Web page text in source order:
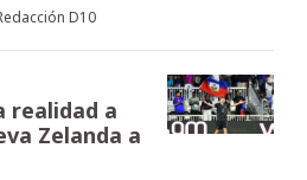
D10
realidad a
Zelanda a